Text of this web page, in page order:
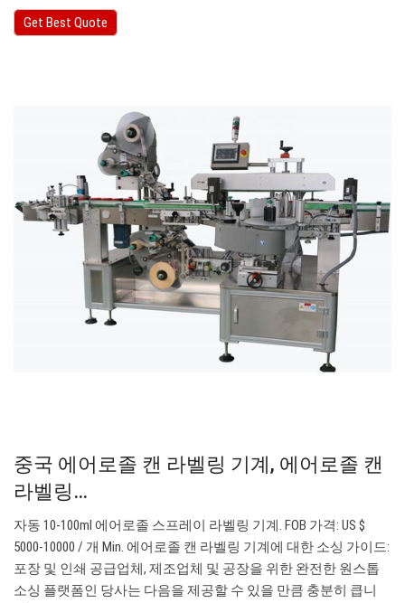
Get Best Quote
중국 에어로졸 캔 라벨링 기계, 에어로졸 캔
라벨링…
자동 10-100ml 에어로졸 스프레이 라벨링 기계. FOB 가격: US $
5000-10000 / 개 Min. 에어로졸 캔 라벨링 기계에 대한 소싱 가이드:
포장 및 인쇄 공급업체, 제조업체 및 공장을 위한 완전한 원스톱
소싱 플랫폼인 당사는 다음을 제공할 수 있을 만큼 충분히 큽니